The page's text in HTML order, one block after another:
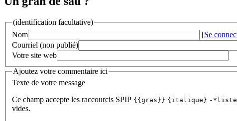
(identification facultative)
Nom
[Se
Courriel (non publié)
Votre site web
Ajoutez votre commentaire ici
Texte de votre message
Ce champ accepte les raccourcis SPIP {{gras}} {italique} -*liste
vides.